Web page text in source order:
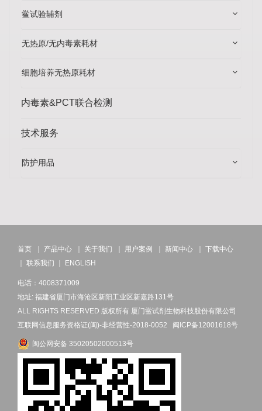
鲎试验辅剂
无热原/无内毒素耗材
细胞培养无热原耗材
内毒素&PCT联合检测
技术服务
防护用品
首页 产品中心 关于我们 用户案例 新闻中心
下载中心
联系我们 ENGLISH
电话：4008371009
地址: 福建省厦门市海沧区新阳工业区新嘉路131号
ALL RIGHTS RESERVED 版权所有 厦门鲎试剂生物科技股份有限公司
互联网信息服务资格证(闽)-非经营性-2018-0052 闽ICP备12001618号
闽公网安备 35020502000513号